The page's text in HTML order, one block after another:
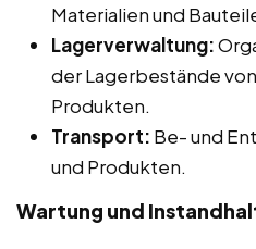
Materialien und
Lagerverwaltung:
der Lagerbestände
Produkten.
Transport: Be- und
und Produkten.
Wartung und